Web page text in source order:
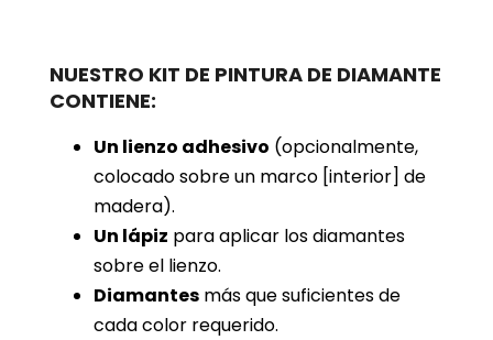
NUESTRO KIT DE PINTURA DE DIAMANTE
CONTIENE:
Un lienzo adhesivo (opcionalmente,
colocado sobre un marco [interior] de
madera).
Un lápiz para aplicar los diamantes
sobre el lienzo.
Diamantes más que suficientes de
cada color requerido.